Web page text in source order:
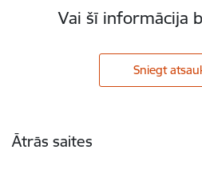
Vai šī informācija
Sniegt
Ātrās saites